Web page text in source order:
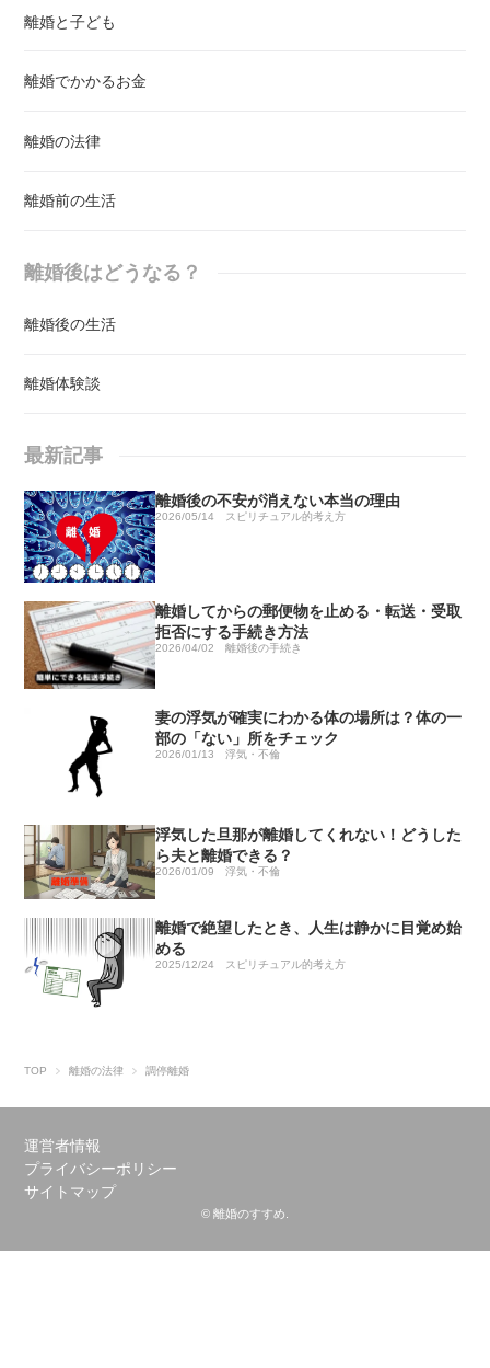
離婚と子ども
離婚でかかるお金
離婚の法律
離婚前の生活
離婚後はどうなる？
離婚後の生活
離婚体験談
最新記事
離婚後の不安が消えない本当の理由
2026/05/14 スピリチュアル的考え方
離婚してからの郵便物を止める・転送・受取
拒否にする手続き方法
2026/04/02 離婚後の手続き
妻の浮気が確実にわかる体の場所は？体の一
部の「ない」所をチェック
2026/01/13 浮気・不倫
浮気した旦那が離婚してくれない！どうした
ら夫と離婚できる？
2026/01/09 浮気・不倫
離婚で絶望したとき、人生は静かに目覚め始
める
2025/12/24 スピリチュアル的考え方
TOP 離婚の法律 調停離婚
運営者情報
プライバシーポリシー
サイトマップ
© 離婚のすすめ.